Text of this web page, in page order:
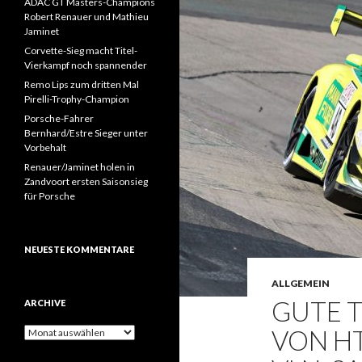
ALLGEMEIN
GUTE
VON
Robert Renauer und Mathieu
Jaminet
Corvette-Sieg macht Titel-
Vierkampf noch spannender
Remo Lips zum dritten Mal
Pirelli-Trophy-Champion
Porsche-Fahrer
Bernhard/Estre Sieger unter
Vorbehalt
Renauer/Jaminet holen in
Zandvoort ersten Saisonsieg
für Porsche
NEUESTE KOMMENTARE
ARCHIVE
A